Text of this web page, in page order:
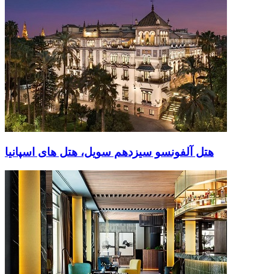
هتل آلفونسو سیزدهم سویل، هتل های اسپانیا